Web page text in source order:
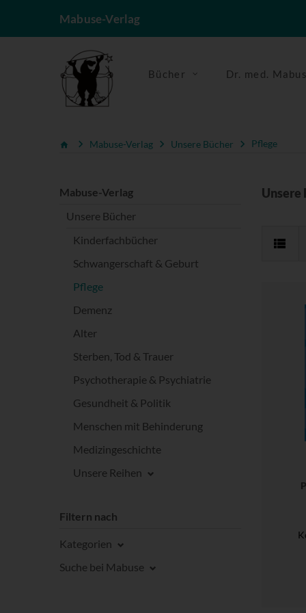
Mabuse-Verlag
Bücher Dr. med.
Mabuse-Verlag Unsere Bücher Pflege
Mabuse-Verlag
Unsere Bücher
Kinderfachbücher
Schwangerschaft & Geburt
Pflege
Demenz
Alter
Sterben, Tod & Trauer
Psychotherapie & Psychiatrie
Gesundheit & Politik
Menschen mit Behinderung
Medizingeschichte
Unsere Reihen
Filtern nach
Kategorien
Suche bei Mabuse
Unsere